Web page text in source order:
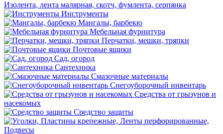
Изолента, лента малярная, скотч, фумлента, серпянка
Инструменты
Мангалы, барбекю
Мебельная фурнитура
Перчатки, мешки, тряпки
Почтовые ящики
Сад, огород
Сантехника
Смазочные материалы
Снегоуборочный инвентарь
Средства от грызунов и
насекомых
Средство защиты